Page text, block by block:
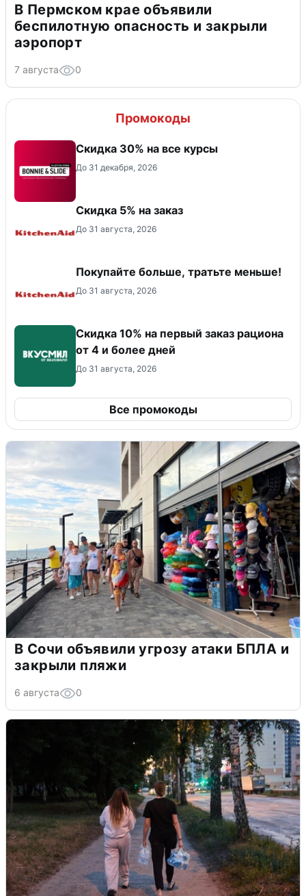
В Пермском крае объявили
беспилотную опасность и закрыли
аэропорт
7 августа 0
Промокоды
Скидка 30% на все курсы
До 31 декабря, 2026
Скидка 5% на заказ
До 31 августа, 2026
Покупайте больше, тратьте меньше!
До 31 августа, 2026
Скидка 10% на первый заказ рациона
от 4 и более дней
До 31 августа, 2026
Все промокоды
В Сочи объявили угрозу атаки БПЛА и
закрыли пляжи
6 августа 0